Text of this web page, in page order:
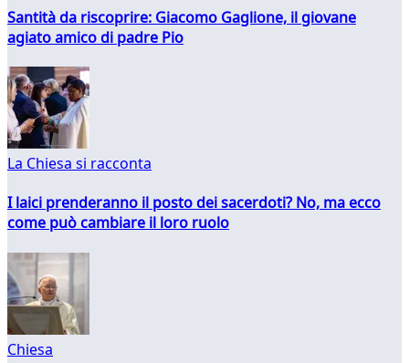
Santità da riscoprire: Giacomo Gaglione, il giovane
agiato amico di padre Pio
La Chiesa si racconta
I laici prenderanno il posto dei sacerdoti? No, ma ecco
come può cambiare il loro ruolo
Chiesa